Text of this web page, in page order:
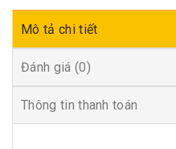
Mô tả chi tiết
Đánh giá (0)
Thông tin thanh toán